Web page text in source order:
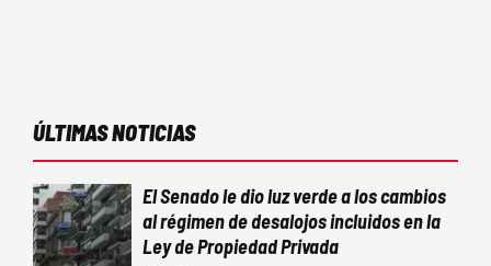
ÚLTIMAS NOTICIAS
El Senado le dio luz verde a los cambios
al régimen de desalojos incluidos en la
Ley de Propiedad Privada